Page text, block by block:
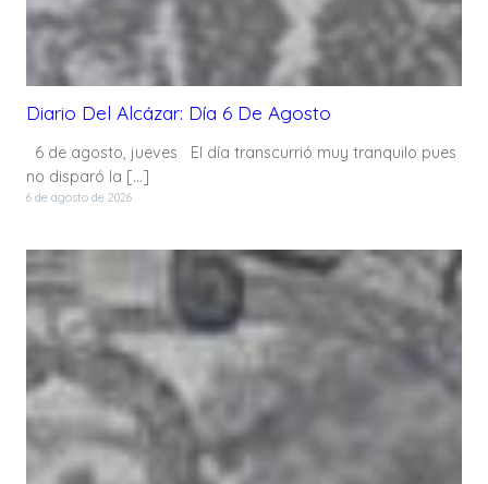
Diario Del Alcázar: Día 6 De Agosto
6 de agosto, jueves El día transcurrió muy tranquilo pues
no disparó la […]
6 de agosto de 2026